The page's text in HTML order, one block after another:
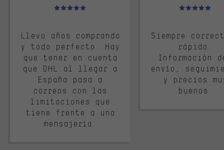
Valoración media: 5 de 5
Llevo años comprando
y todo perfecto. Hay
que tener en cuenta
que DHL al llegar a
España pasa a
correos con las
limitaciones que
tiene frente a una
mensajería.
Valoración
Siempre
rápido.
Información
envío,
y precios
buenos.